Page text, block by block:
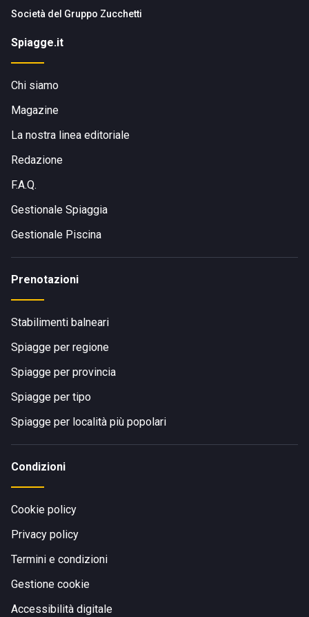
Società del Gruppo Zucchetti
Spiagge.it
Chi siamo
Magazine
La nostra linea editoriale
Redazione
F.A.Q.
Gestionale Spiaggia
Gestionale Piscina
Prenotazioni
Stabilimenti balneari
Spiagge per regione
Spiagge per provincia
Spiagge per tipo
Spiagge per località più popolari
Condizioni
Cookie policy
Privacy policy
Termini e condizioni
Gestione cookie
Accessibilità digitale